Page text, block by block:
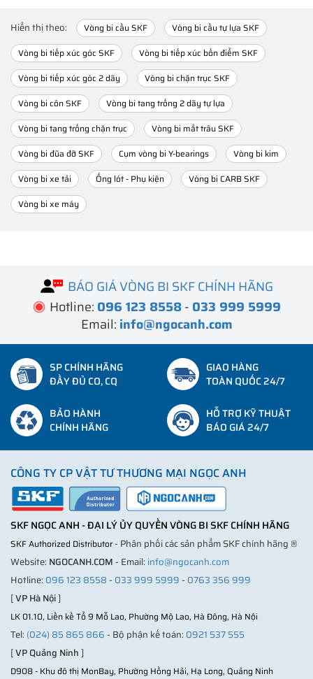
Hiển thị theo: Vòng bi cầu SKF
Vòng bi cầu tự lựa SKF
Vòng bi tiếp xúc góc SKF
Vòng bi tiếp xúc bốn điểm SKF
Vòng bi tiếp xúc góc 2 dãy
Vòng bi chặn trục SKF
Vòng bi côn SKF
Vòng bi tang trống 2 dãy tự lựa
Vòng bi tang trống chặn trục
Vòng bi mắt trâu SKF
Vòng bi đũa đỡ SKF
Cụm vòng bi Y-bearings
Vòng bi kim
Vòng bi xe tải
Ống lót - Phụ kiện
Vòng bi CARB SKF
Vòng bi xe máy
BÁO GIÁ VÒNG BI SKF CHÍNH HÃNG
Hotline: 096 123 8558- 033 999 5999
Email: info@ngocanh.com
SP CHÍNH HÃNG
ĐẦY ĐỦ CO, CQ
GIAO HÀNG
TOÀN QUỐC 24/7
BẢO HÀNH
CHÍNH HÃNG
HỖ TRỢ KỸ THUẬT
BÁO GIÁ 24/7
CÔNG TY CP VẬT TƯ THƯƠNG MẠI NGỌC ANH
SKF NGỌC ANH - ĐẠI LÝ ỦY QUYỀN VÒNG BI SKF CHÍNH HÃNG
SKF Authorized Distributor- Phân phối các sản phẩm SKF chính hãng ®
Website: NGOCANH.COM- Email: info@ngocanh.com
Hotline: 096 123 8558- 033 999 5999- 0763 356 999
[VP Hà Nội]
LK 01.10, Liền kề Tổ 9 Mỗ Lao, Phường Mộ Lao, Hà Đông, Hà Nội
Tel: (024) 85 865 866- Bộ phận kế toán: 0921 537 555
[VP Quảng Ninh]
D908 - Khu đô thị MonBay, Phường Hồng Hải, Hạ Long, Quảng Ninh